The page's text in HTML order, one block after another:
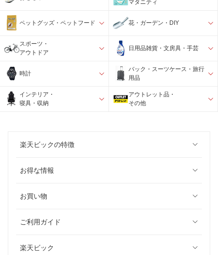
マタニティ
ペットグッズ・ペットフード 花・ガーデン・DIY
スポーツ・
アウトドア
日用品雑貨・文房具・手芸
時計
バック・スーツケース・旅行
用品
インテリア・
寝具・収納
アウトレット品・
その他
楽天ビックの特徴
お得な情報
お買い物
ご利用ガイド
楽天ビック